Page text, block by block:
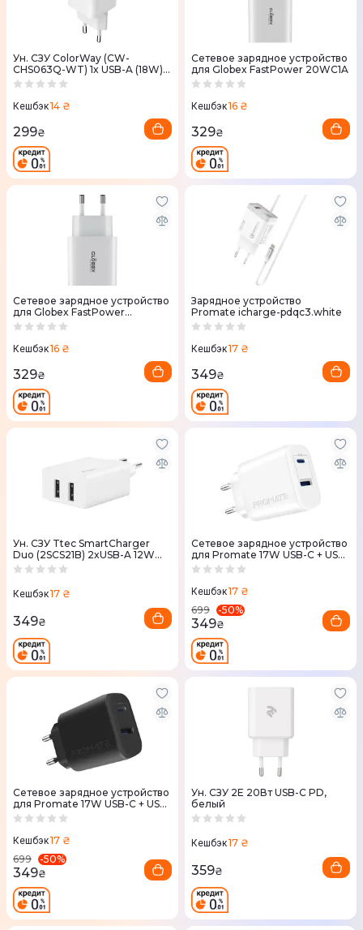
Ун. СЗУ ColorWay (CW-
CHS063Q-WT) 1x USB-A (18W)
белый
Кешбэк14 ₴
299₴
Сетевое зарядное устройство
для Globex FastPower 20WC1A
Кешбэк16 ₴
329₴
Сетевое зарядное устройство
для Globex FastPower
20WC5A
Кешбэк16 ₴
329₴
Зарядное устройство
Promate icharge-pdqc3.white
Кешбэк17 ₴
349₴
Ун. СЗУ Ttec SmartCharger
Duo (2SCS21B) 2xUSB-A 12W
белый
Кешбэк17 ₴
349₴
Сетевое зарядное устройство
для Promate 17W USB-C + USB-
A (biplug-2.white) белый
Кешбэк17 ₴
699
-50%
349₴
Сетевое зарядное устройство
для Promate 17W USB-C + USB-
A (biplug-2.black) черный
Кешбэк17 ₴
699
-50%
349₴
Ун. СЗУ 2E 20Вт USB-C PD,
белый
Кешбэк17 ₴
359₴